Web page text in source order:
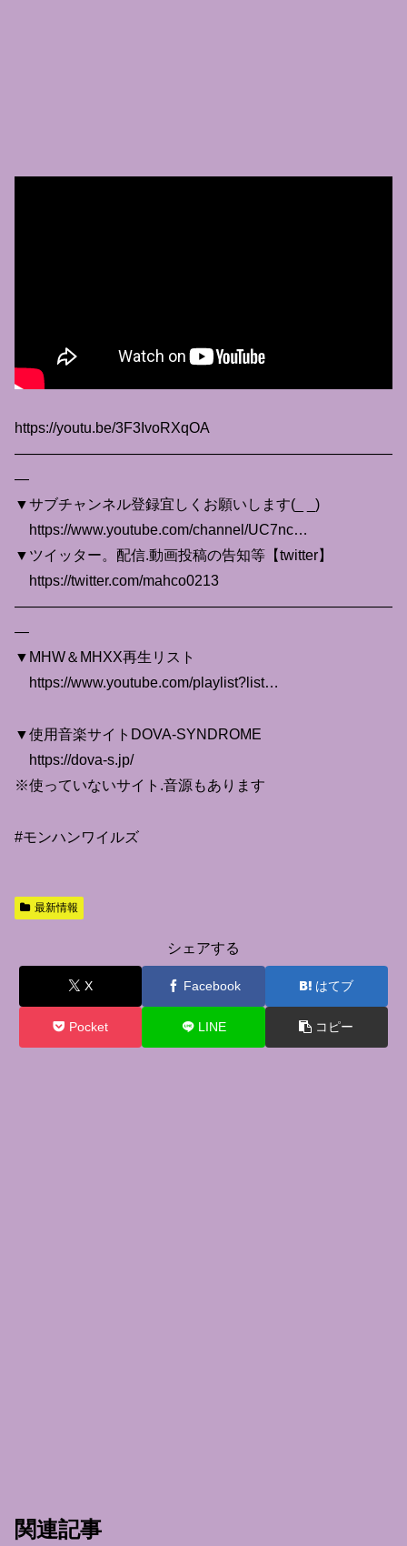
https://youtu.be/3F3IvoRXqOA
——————————————————————————
—
▼サブチャンネル登録宜しくお願いします(_ _)
https://www.youtube.com/channel/UC7nc…
▼ツイッター。配信.動画投稿の告知等【twitter】
https://twitter.com/mahco0213
——————————————————————————
—
▼MHW＆MHXX再生リスト
https://www.youtube.com/playlist?list…
▼使用音楽サイトDOVA-SYNDROME
https://dova-s.jp/
※使っていないサイト.音源もあります
#モンハンワイルズ
最新情報
シェアする
X Facebook はてブ
Pocket LINE コピー
関連記事